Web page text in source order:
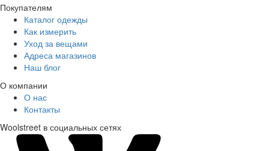
Покупателям
Каталог одежды
Как измерить
Уход за вещами
Адреса магазинов
Наш блог
О компании
О нас
Контакты
Woolstreet в социальных сетях